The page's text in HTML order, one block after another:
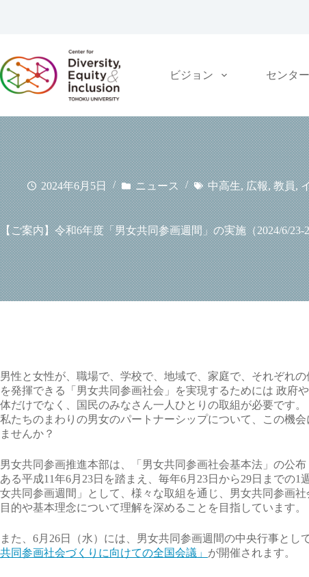
ツ
へ
ス
ッ
プ
ビジョン センタ
2024年6月5日 ニュース 中高生,広報,教員,
【ご案内】令和6年度「男女共同参画週間」の実施（2024/6/23-
男性と女性が、職場で、学校で、地域で、家庭で、それぞれの
を発揮できる「男女共同参画社会」を実現するためには 政府
体だけでなく、国民のみなさん一人ひとりの取組が必要です。
私たちのまわりの男女のパートナーシップについて、この機会
ませんか？
男女共同参画推進本部は、「男女共同参画社会基本法」の公
ある平成11年6月23日を踏まえ、毎年6月23日から29日までの1
女共同参画週間」として、様々な取組を通じ、男女共同参画
目的や基本理念について理解を深めることを目指しています。
また、6月26日（水）には、男女共同参画週間の中央行事として
共同参画社会づくりに向けての全国会議」 が開催されます。